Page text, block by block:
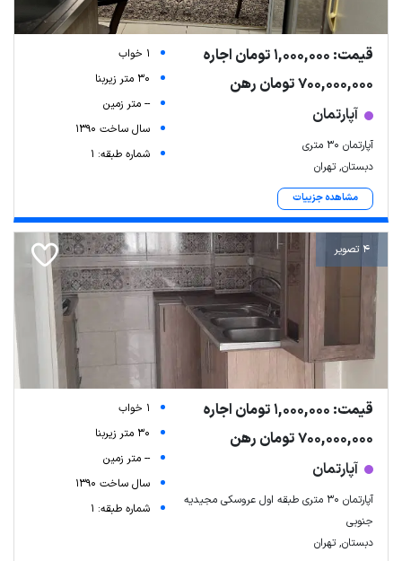
قیمت: 1,000,000 تومان اجاره
700,000,000 تومان رهن
آپارتمان
آپارتمان ۳۰ متری
دبستان, تهران
مشاهده جزییات
1 خواب
30 متر زیربنا
-- متر زمین
سال ساخت 1390
شماره طبقه: 1
4 تصویر
قیمت: 1,000,000 تومان اجاره
700,000,000 تومان رهن
آپارتمان
آپارتمان ۳۰ متری طبقه اول عروسکی مجیدیه
جنوبی
دبستان, تهران
1 خواب
30 متر زیربنا
-- متر زمین
سال ساخت 1390
شماره طبقه: 1